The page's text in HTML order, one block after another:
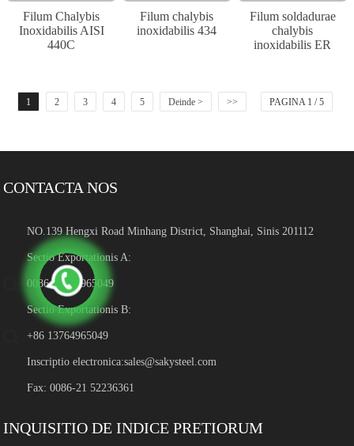
Filum Chalybis
Inoxidabilis AISI
440C
Filum chalybis
inoxidabilis 434
Filum soldadurae
chalybis
inoxidabilis ER
1 2 3 4 5 Deinde > >> PAGINA 1 / 5
CONTACTA NOS
NO.139 Hengxi Road Minhang District, Shanghai, Sinis 201112
Sectio Exportationis A:
0086-13764965049
Sectio Exportationis B:
+86 13764965049
Inscriptio electronica:sales@sakysteel.com
Fax: 0086-21 52236361
INQUISITIO DE INDICE PRETIORUM